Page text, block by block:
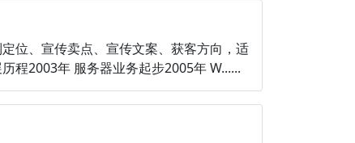
位、宣传卖点、宣传文案、获客方向，适
程2003年 服务器业务起步2005年 W......